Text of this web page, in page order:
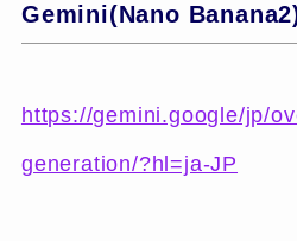
Gemini(Nano
https://gemini.google/jp/
generation/?hl=ja-JP